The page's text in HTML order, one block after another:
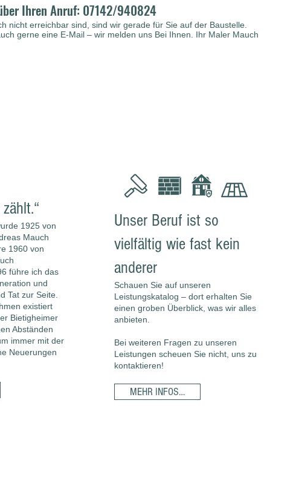
Ihren Anruf: 07142/940824
nicht erreichbar sind, sind wir gerade für Sie auf der Baustelle.
gerne eine E-Mail – wir melden uns Bei Ihnen. Ihr Maler Mauch
1925 von
Mauch
1960 von
führe ich das
und
Tat zur Seite.
existiert
Bietigheimer
Abständen
immer mit der
Neuerungen
Unser Beruf ist so
vielfältig wie fast kein
anderer
Schauen Sie auf unseren
Leistungskatalog – dort erhalten Sie
einen groben Überblick, was wir alles
anbieten.
Bei weiteren Fragen zu unseren
Leistungen scheuen Sie nicht, uns zu
kontaktieren!
MEHR INFOS…